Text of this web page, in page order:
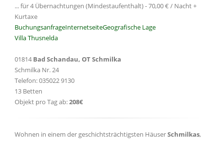
... für 4 Übernachtungen (Mindestaufenthalt) - 70,00 € / Nacht +
Kurtaxe
BuchungsanfrageInternetseiteGeografische Lage
Villa Thusnelda
01814 Bad Schandau, OT Schmilka
Schmilka Nr. 24
Telefon: 035022 9130
13 Betten
Objekt pro Tag ab:208€
Wohnen in einem der geschichtsträchtigsten HäuserSchmilkas,